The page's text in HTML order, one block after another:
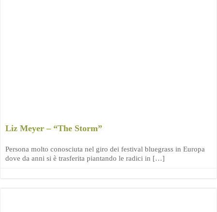
Liz Meyer – “The Storm”
Persona molto conosciuta nel giro dei festival bluegrass in Europa
dove da anni si è trasferita piantando le radici in […]